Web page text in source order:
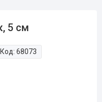
5 см
Код:68073